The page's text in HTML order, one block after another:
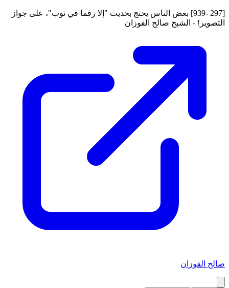
[297 -939] بعض الناس يحتج بحديث "إلا رقما في ثوب"، على جواز
التصوير! - الشيخ صالح الفوزان
صالح الفوزان